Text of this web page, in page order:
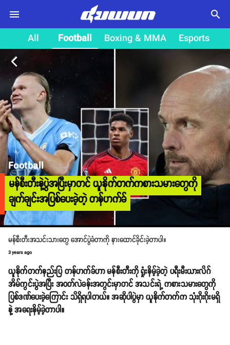
search
All Football Boxing & MMA Esports
arrow_back_ios
Football
မန်စီးတီးနဲ့ပွဲအပြီးမှာတင် ယူနိုက်တက်ကစားသမားတွေကို
ချက်ချင်းအပြစ်ပေးခဲ့တဲ့ တန်ဟက်ခ်
မန်စီးတီးအသင်းသားတွေ အောင်ပွဲခံတာကို နားထောင်ခိုင်းခဲ့တာပါ။
3 years ago
ယူနိုက်တက်နည်းပြ တန်ဟက်ခ်ဟာ မန်စီးတီးကို ရှုံးနိမ့်ခဲ့တဲ့ ပရီးမီးယားလိဂ်
အိမ်ကွင်းပွဲအပြီး အဝတ်လဲခန်းအတွင်းမှာတင် အသင်းရဲ့ ကစားသမားတွေကို
ပြစ်ဒဏ်ပေးခဲ့ကြောင်း သိရှိရပါတယ်။ အဆိုပါပွဲမှာ ယူနိုက်တက်က သုံးဂိုးဂိုးမရှိ
နဲ့ အရေးနိမ့်ခဲ့တာပါ။